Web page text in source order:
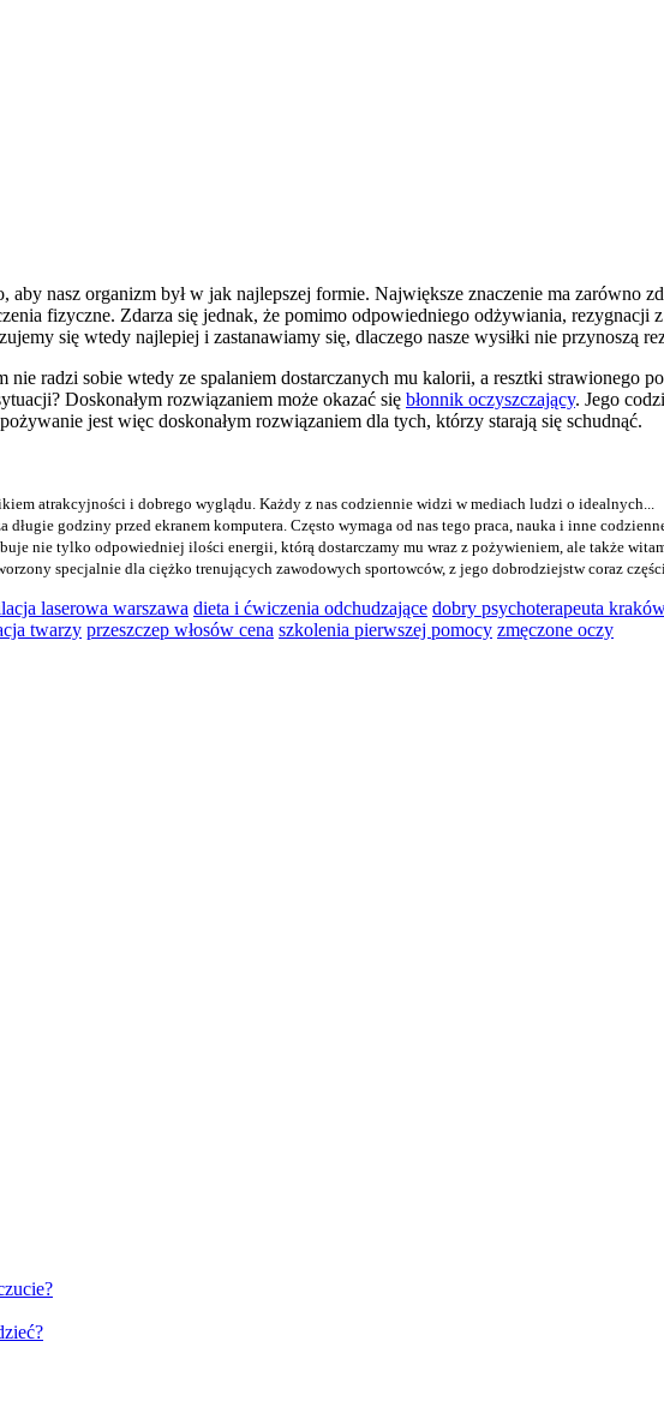
nasz organizm był w jak najlepszej formie. Największe znaczenie ma zarówno
fizyczne. Zdarza się jednak, że pomimo odpowiedniego odżywiania, rezygnacji
się wtedy najlepiej i zastanawiamy się, dlaczego nasze wysiłki nie przynoszą
radzi sobie wtedy ze spalaniem dostarczanych mu kalorii, a resztki strawionego
Doskonałym rozwiązaniem może okazać się błonnik oczyszczający. Jego
jest więc doskonałym rozwiązaniem dla tych, którzy starają się schudnąć.
atrakcyjności i dobrego wyglądu. Każdy z nas codziennie widzi w mediach ludzi o idealnych...
długie godziny przed ekranem komputera. Często wymaga od nas tego praca, nauka i inne
nie tylko odpowiedniej ilości energii, którą dostarczamy mu wraz z pożywieniem, ale także
specjalnie dla ciężko trenujących zawodowych sportowców, z jego dobrodziejstw coraz
laserowa warszawa dieta i ćwiczenia odchudzające dobry psychoterapeuta
twarzy przeszczep włosów cena szkolenia pierwszej pomocy zmęczone oczy